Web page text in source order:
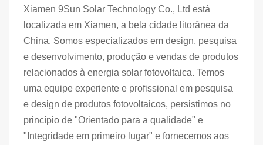
Xiamen 9Sun Solar Technology Co., Ltd está
localizada em Xiamen, a bela cidade litorânea da
China. Somos especializados em design, pesquisa
e desenvolvimento, produção e vendas de produtos
relacionados à energia solar fotovoltaica. Temos
uma equipe experiente e profissional em pesquisa
e design de produtos fotovoltaicos, persistimos no
princípio de "Orientado para a qualidade" e
"Integridade em primeiro lugar" e fornecemos aos